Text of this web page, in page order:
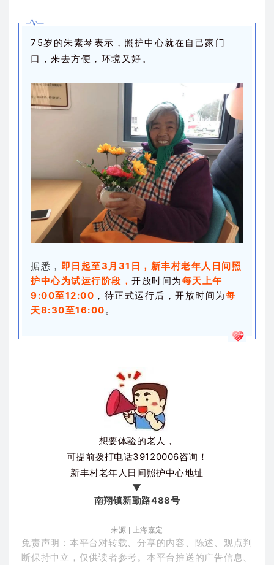
75岁的朱素琴表示，照护中心就在自己家门
口，来去方便，环境又好。
据悉， 即日起至3月31日， 新丰村老年人日间照
护中心为试运行阶段， 开放时间为每天上午
9:00至12:00 ，待正式运行后，开放时间为每
天8:30至16:00。
想要体验的老人，
可提前拨打电话39120006咨询！
新丰村老年人日间照护中心地址
▼
南翔镇新勤路488号
来源 | 上海嘉定
免责声明：本平台对转载、分享的内容、陈述、观点判
断保持中立，仅供读者参考。本平台推送的广告信息、